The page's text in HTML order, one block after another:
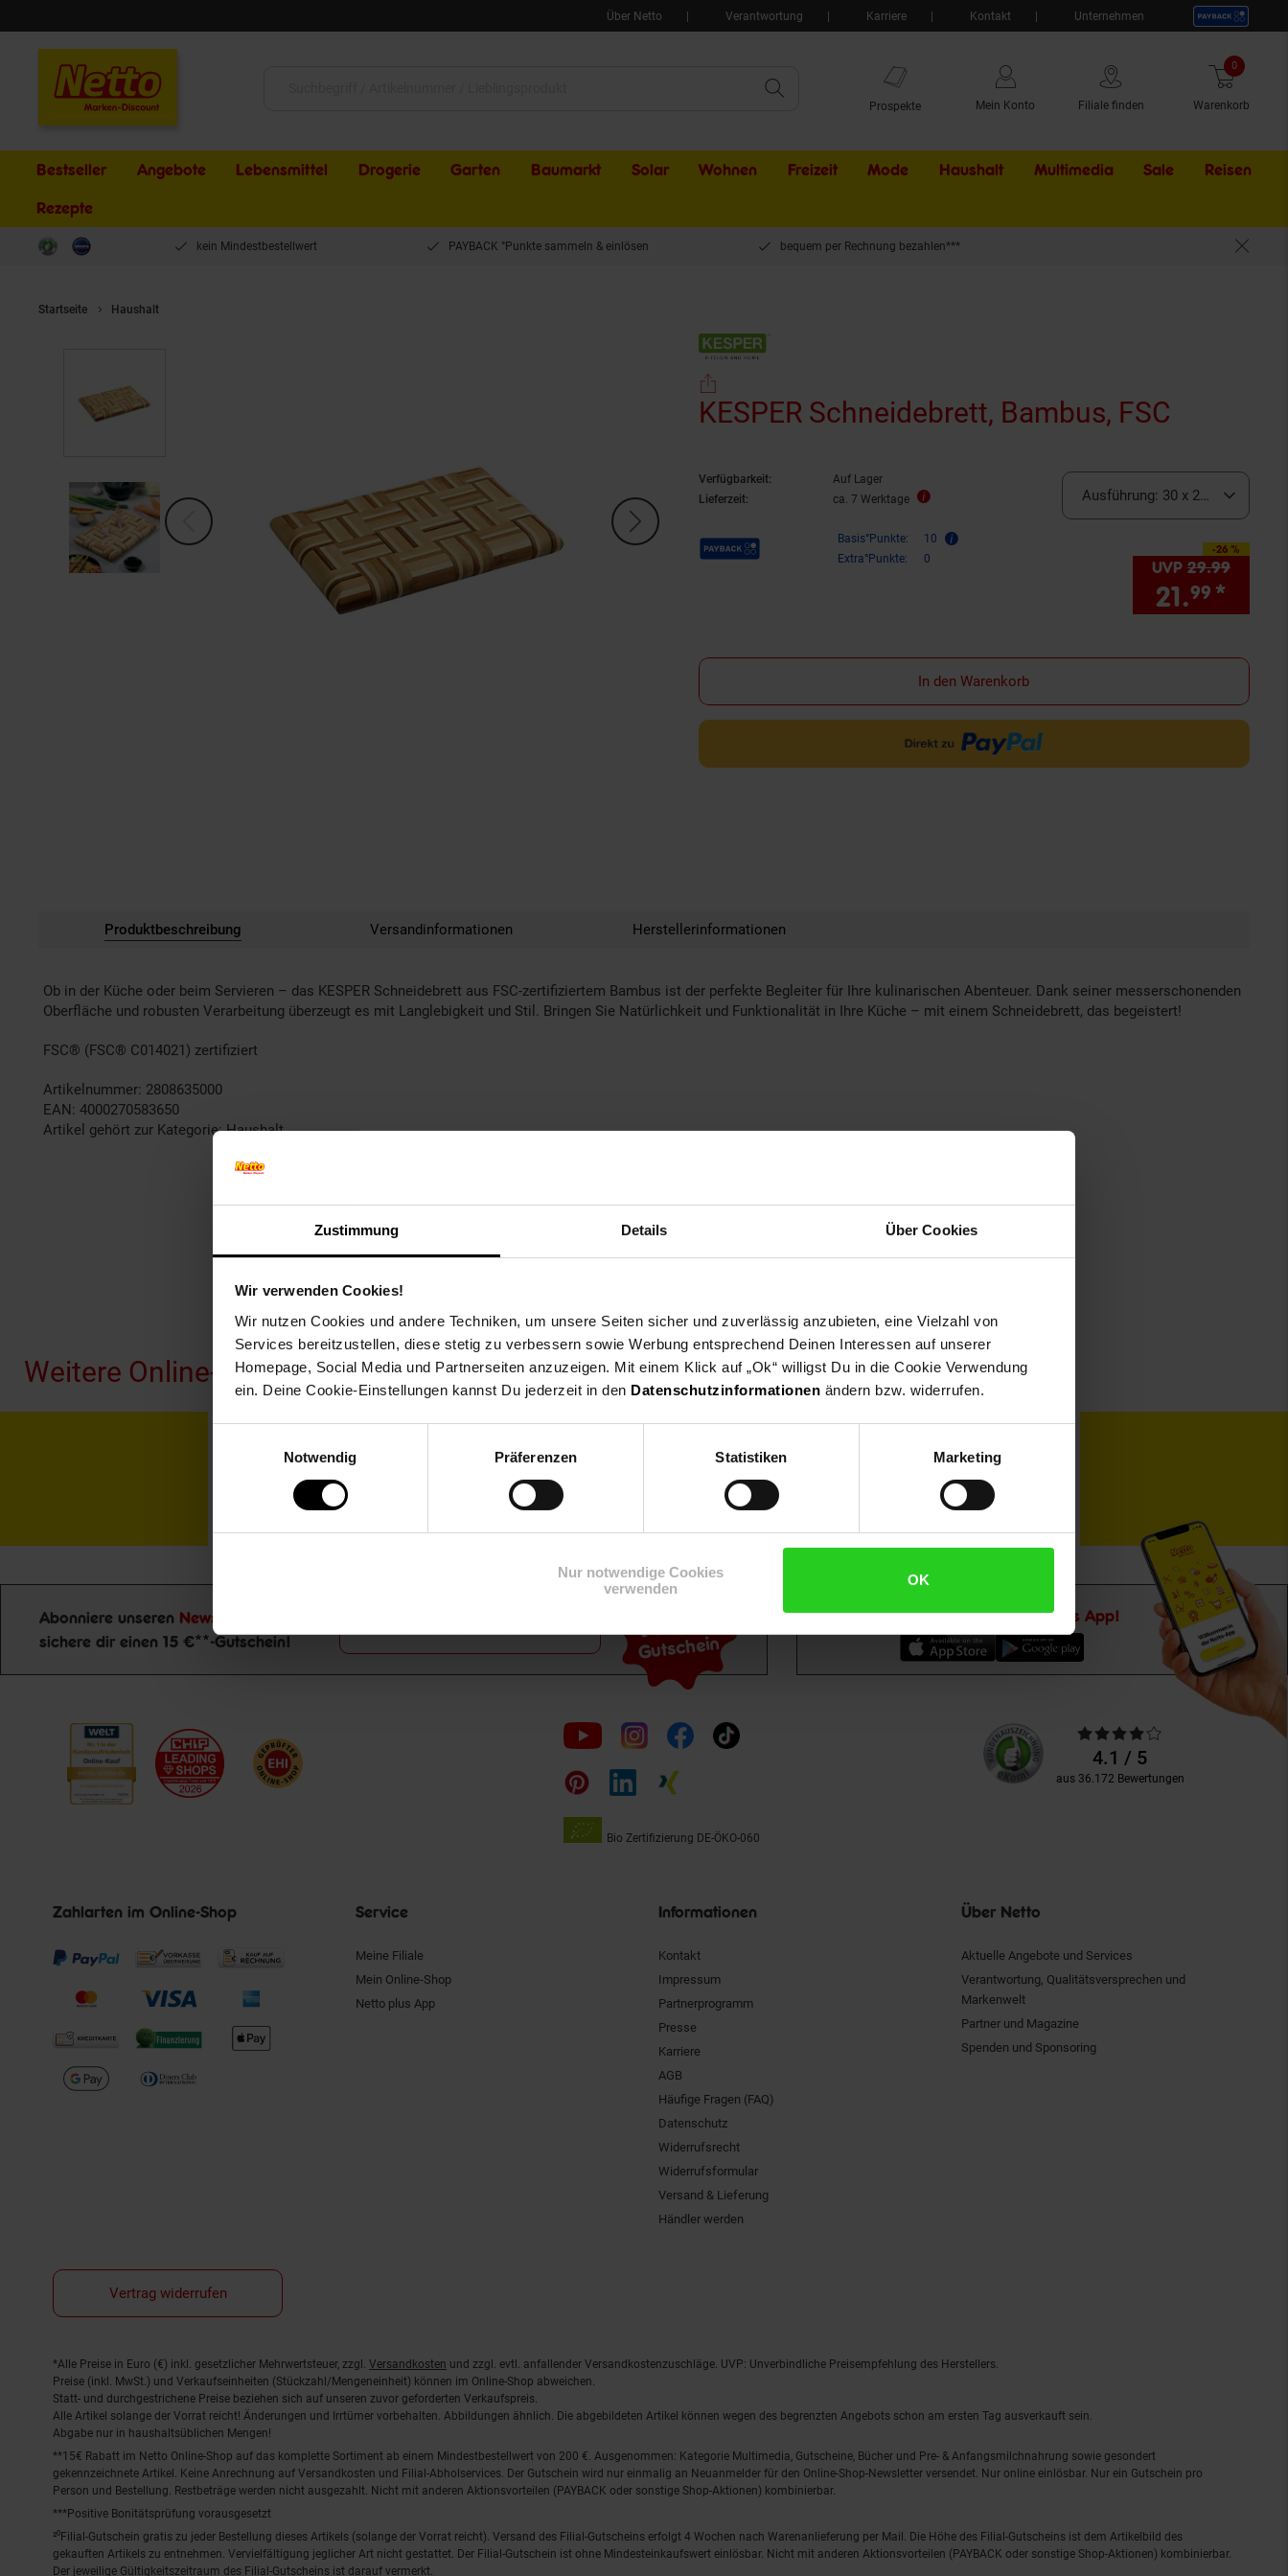
Zustimmung Details Über Cookies
Wir verwenden Cookies!
Wir nutzen Cookies und andere Techniken, um unsere Seiten sicher und zuverlässig anzubieten, eine Vielzahl von
Services bereitzustellen, diese stetig zu verbessern sowie Werbung entsprechend Deinen Interessen auf unserer
Homepage, Social Media und Partnerseiten anzuzeigen. Mit einem Klick auf „Ok“ willigst Du in die Cookie Verwendung
ein. Deine Cookie-Einstellungen kannst Du jederzeit in den Datenschutzinformationen ändern bzw. widerrufen.
Notwendig
Präferenzen Statistiken Marketing
Nur notwendige Cookies
verwenden
OK
Über Netto Verantwortung Karriere Kontakt Unternehmen
Prospekte Mein Konto Filiale finden Warenkorb
0 Artikel
Bestseller Angebote Lebensmittel Drogerie Garten Baumarkt Solar Wohnen Freizeit Mode Haushalt Multimedia Sale Externer
Reisen
Rezepte
kein Mindestbestellwert PAYBACK °Punkte sammeln & einlösen bequem per Rechnung bezahlen***
Startseite Haushalt
KESPER Schneidebrett, Bambus, FSC
Verfügbarkeit:
Auf Lager
Lieferzeit:
ca. 7 Werktage
Payback Punkte Basis°Punkte:
10
Extra°Punkte:
0
Ausführung: 30 x 20 cm
-26 %
Sie Sparen 26 Prozent,
UVP 29.99
21.99 *
In den Warenkorb
Produktbeschreibung Versandinformationen Herstellerinformationen
Ob in der Küche oder beim Servieren – das KESPER Schneidebrett aus FSC-zertifiziertem Bambus ist der perfekte Begleiter für Ihre kulinarischen Abenteuer. Dank seiner messerschonenden
Oberfläche und robusten Verarbeitung überzeugt es mit Langlebigkeit und Stil. Bringen Sie Natürlichkeit und Funktionalität in Ihre Küche – mit einem Schneidebrett, das begeistert!
FSC® (FSC® C014021) zertifiziert
Artikelnummer: 2808635000
EAN: 4000270583650
Artikel gehört zur Kategorie:Haushalt
Weitere Online-Angebote
Newsletter Anmeldung
Abonniere unseren Newsletter
sichere dir einen 15 €**-Gutschein!
15€
Gutschein
Downloade dieNetto plus App!
Folge
uns
auf
Bio Zertifizierung DE-ÖKO-060
Unsere
Kundenbewertungen
Durchschnittliche
Bewertungen4.1 / 5
aus 36.172 Bewertungen
Zahlarten im Online-Shop Service
Meine Filiale
Mein Online-Shop
Netto plus App
Informationen
Kontakt
Impressum
Partnerprogramm
Presse
Karriere
AGB
Häufige Fragen (FAQ)
Datenschutz
Widerrufsrecht
Widerrufsformular
Versand & Lieferung
Händler werden
Über Netto
Aktuelle Angebote und Services
Verantwortung, Qualitätsversprechen und
Markenwelt
Partner und Magazine
Spenden und Sponsoring
Vertrag widerrufen
Fußnoten
*Alle Preise in Euro (€) inkl. gesetzlicher Mehrwertsteuer, zzgl. Versandkosten und zzgl. evtl. anfallender Versandkostenzuschläge. UVP: Unverbindliche Preisempfehlung des Herstellers.
Preise (inkl. MwSt.) und Verkaufseinheiten (Stückzahl/Mengeneinheit) können im Online-Shop abweichen.
Statt- und durchgestrichene Preise beziehen sich auf unseren zuvor geforderten Verkaufspreis.
Alle Artikel solange der Vorrat reicht! Änderungen und Irrtümer vorbehalten. Abbildungen ähnlich. Die abgebildeten Artikel können wegen des begrenzten Angebots schon am ersten Tag ausverkauft sein.
Abgabe nur in haushaltsüblichen Mengen!
**15€ Rabatt im Netto Online-Shop auf das komplette Sortiment ab einem Mindestbestellwert von 200 €. Ausgenommen: Kategorie Multimedia, Gutscheine, Bücher und Pre- & Anfangsmilchnahrung sowie gesondert
gekennzeichnete Artikel. Keine Anrechnung auf Versandkosten und Filial-Abholservices. Der Gutschein wird nur einmalig an Neuanmelder für den Online-Shop-Newsletter versendet. Nur online einlösbar. Nur ein Gutschein pro
Person und Bestellung. Restbeträge werden nicht ausgezahlt. Nicht mit anderen Aktionsvorteilen (PAYBACK oder sonstige Shop-Aktionen) kombinierbar.
***Positive Bonitätsprüfung vorausgesetzt
²⁰Filial-Gutschein gratis zu jeder Bestellung dieses Artikels (solange der Vorrat reicht). Versand des Filial-Gutscheins erfolgt 4 Wochen nach Warenanlieferung per Mail. Die Höhe des Filial-Gutscheins ist dem Artikelbild des
gekauften Artikels zu entnehmen. Vervielfältigung jeglicher Art nicht gestattet. Der Filial-Gutschein ist ohne Mindesteinkaufswert einlösbar. Nicht mit anderen Aktionsvorteilen (PAYBACK oder sonstige Shop-Aktionen) kombinierbar.
Der jeweilige Gültigkeitszeitraum des Filial-Gutscheins ist darauf vermerkt.